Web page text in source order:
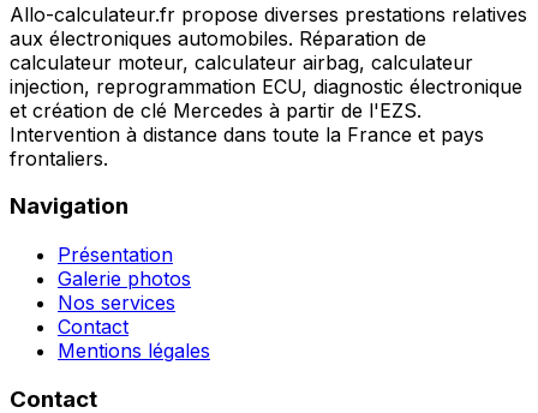
Allo-calculateur.fr propose diverses prestations relatives
aux électroniques automobiles. Réparation de
calculateur moteur, calculateur airbag, calculateur
injection, reprogrammation ECU, diagnostic électronique
et création de clé Mercedes à partir de l'EZS.
Intervention à distance dans toute la France et pays
frontaliers.
Navigation
Présentation
Galerie photos
Nos services
Contact
Mentions légales
Contact